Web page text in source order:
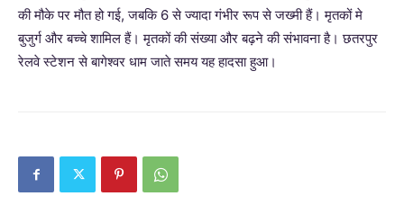
की मौके पर मौत हो गई, जबकि 6 से ज्यादा गंभीर रूप से जख्मी हैं। मृतकों मे
बुजुर्ग और बच्चे शामिल हैं। मृतकों की संख्या और बढ़ने की संभावना है। छतरपुर
रेलवे स्टेशन से बागेश्वर धाम जाते समय यह हादसा हुआ।